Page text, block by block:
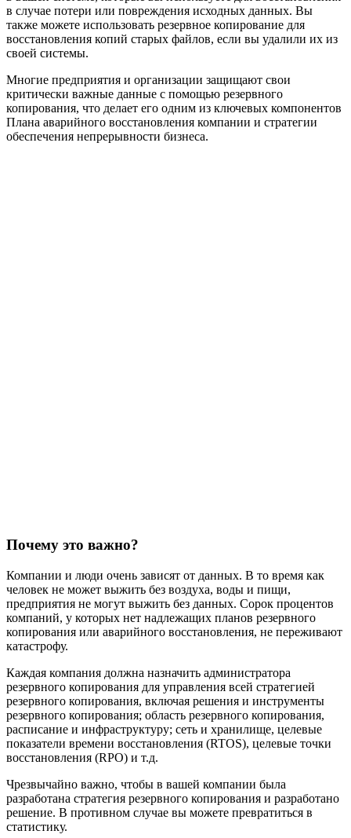
в случае потери или повреждения исходных данных. Вы
также можете использовать резервное копирование для
восстановления копий старых файлов, если вы удалили их из
своей системы.
Многие предприятия и организации защищают свои
критически важные данные с помощью резервного
копирования, что делает его одним из ключевых компонентов
Плана аварийного восстановления компании и стратегии
обеспечения непрерывности бизнеса.
Почему это важно?
Компании и люди очень зависят от данных. В то время как
человек не может выжить без воздуха, воды и пищи,
предприятия не могут выжить без данных. Сорок процентов
компаний, у которых нет надлежащих планов резервного
копирования или аварийного восстановления, не переживают
катастрофу.
Каждая компания должна назначить администратора
резервного копирования для управления всей стратегией
резервного копирования, включая решения и инструменты
резервного копирования; область резервного копирования,
расписание и инфраструктуру; сеть и хранилище, целевые
показатели времени восстановления (RTOS), целевые точки
восстановления (RPO) и т.д.
Чрезвычайно важно, чтобы в вашей компании была
разработана стратегия резервного копирования и разработано
решение. В противном случае вы можете превратиться в
статистику.